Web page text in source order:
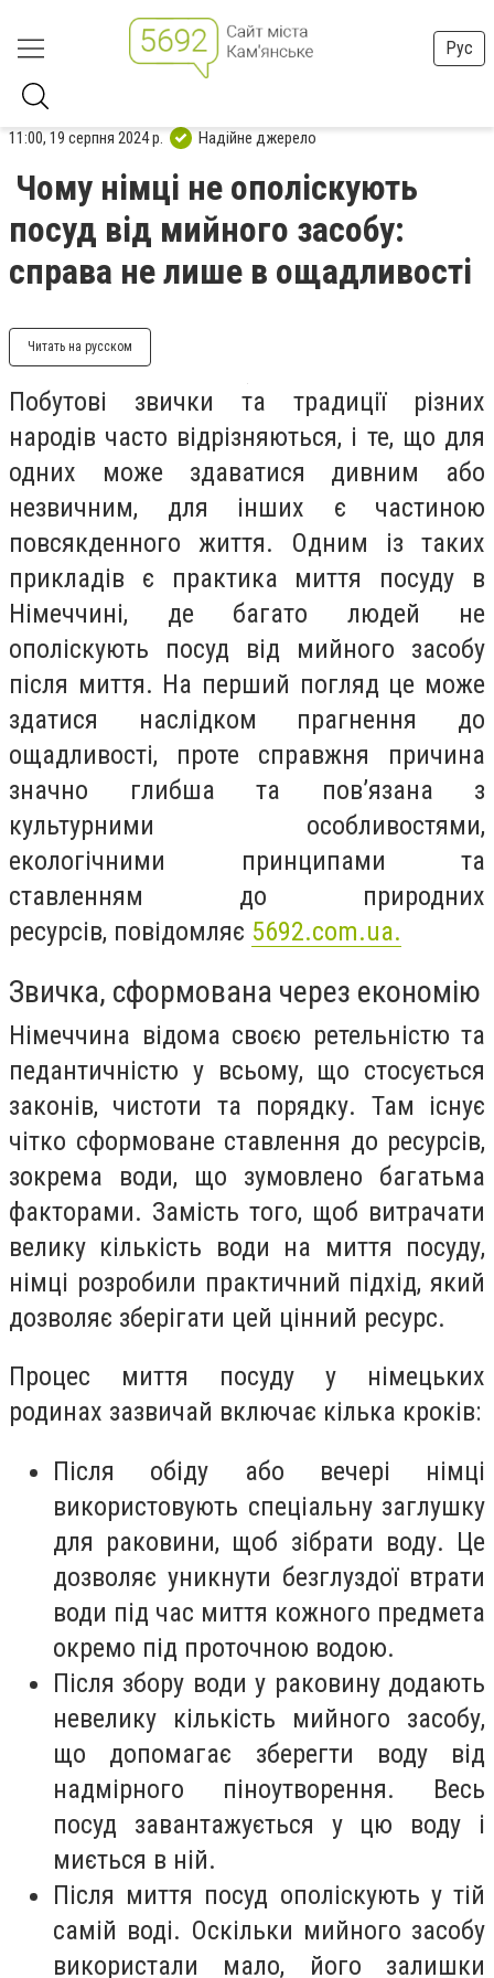
Рус
11:00, 19 серпня 2024 р. Надійне джерело
Чому німці не ополіскують
посуд від мийного засобу:
справа не лише в ощадливості
Читать на русском
Побутові звички та традиції різних
народів часто відрізняються, і те, що для
одних може здаватися дивним або
незвичним, для інших є частиною
повсякденного життя. Одним із таких
прикладів є практика миття посуду в
Німеччині, де багато людей не
ополіскують посуд від мийного засобу
після миття. На перший погляд це може
здатися наслідком прагнення до
ощадливості, проте справжня причина
значно глибша та пов’язана з
культурними особливостями,
екологічними принципами та
ставленням до природних
ресурсів, повідомляє 5692.com.ua.
Звичка, сформована через економію
Німеччина відома своєю ретельністю та
педантичністю у всьому, що стосується
законів, чистоти та порядку. Там існує
чітко сформоване ставлення до ресурсів,
зокрема води, що зумовлено багатьма
факторами. Замість того, щоб витрачати
велику кількість води на миття посуду,
німці розробили практичний підхід, який
дозволяє зберігати цей цінний ресурс.
Процес миття посуду у німецьких
родинах зазвичай включає кілька кроків:
Після обіду або вечері німці
використовують спеціальну заглушку
для раковини, щоб зібрати воду. Це
дозволяє уникнути безглуздої втрати
води під час миття кожного предмета
окремо під проточною водою.
Після збору води у раковину додають
невелику кількість мийного засобу,
що допомагає зберегти воду від
надмірного піноутворення. Весь
посуд завантажується у цю воду і
миється в ній.
Після миття посуд ополіскують у тій
самій воді. Оскільки мийного засобу
використали мало, його залишки